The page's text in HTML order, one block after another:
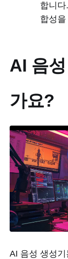
합니
합성
AI 음
가요?
AI 음성 생성